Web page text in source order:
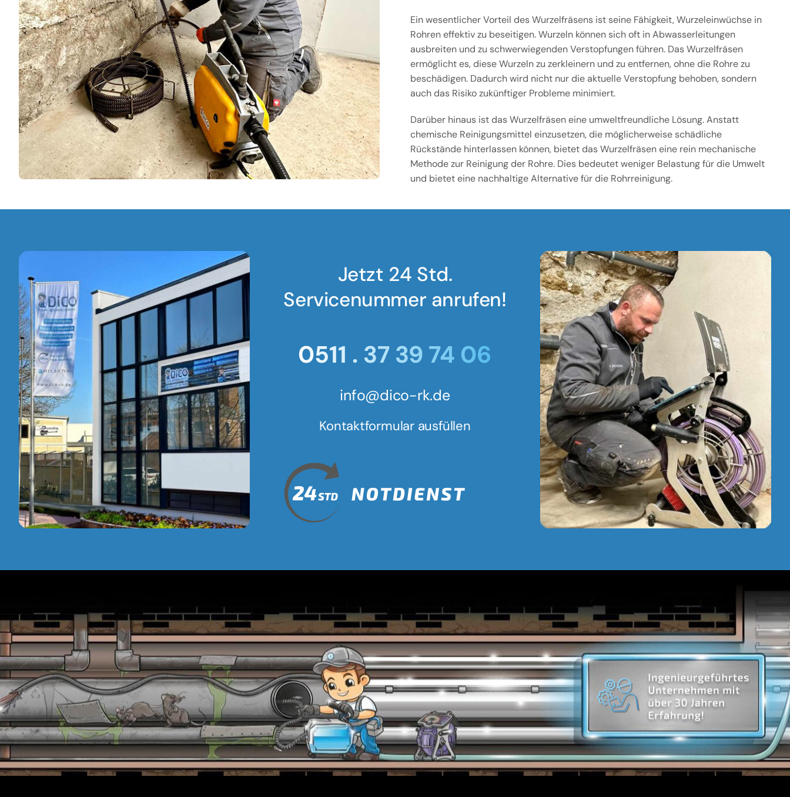
Ein wesentlicher Vorteil des Wurzelfräsens ist seine Fähigkeit, Wurzeleinwüchse in
Rohren effektiv zu beseitigen. Wurzeln können sich oft in Abwasserleitungen
ausbreiten und zu schwerwiegenden Verstopfungen führen. Das Wurzelfräsen
ermöglicht es, diese Wurzeln zu zerkleinern und zu entfernen, ohne die Rohre zu
beschädigen. Dadurch wird nicht nur die aktuelle Verstopfung behoben, sondern
auch das Risiko zukünftiger Probleme minimiert.
Darüber hinaus ist das Wurzelfräsen eine umweltfreundliche Lösung. Anstatt
chemische Reinigungsmittel einzusetzen, die möglicherweise schädliche
Rückstände hinterlassen können, bietet das Wurzelfräsen eine rein mechanische
Methode zur Reinigung der Rohre. Dies bedeutet weniger Belastung für die Umwelt
und bietet eine nachhaltige Alternative für die Rohrreinigung.
Jetzt 24 Std.
Servicenummer anrufen!
0511 . 37 39 74 06
info@dico-rk.de
Kontaktformular ausfüllen